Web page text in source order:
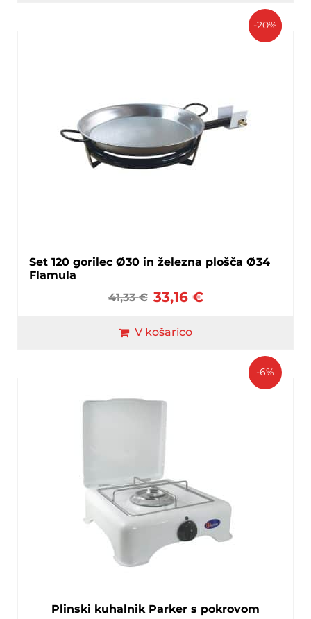
-20%
Set 120 gorilec Ø30 in železna plošča Ø34
Flamula
41,33€ 33,16€
V košarico
-6%
Plinski kuhalnik Parker s pokrovom